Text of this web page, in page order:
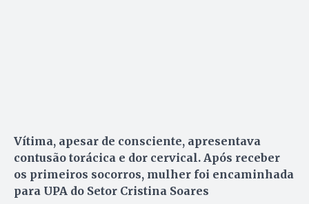
Vítima, apesar de consciente, apresentava
contusão torácica e dor cervical. Após receber
os primeiros socorros, mulher foi encaminhada
para UPA do Setor Cristina Soares